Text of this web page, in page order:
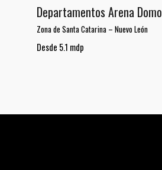
Departamentos Arena Domo
Zona de Santa Catarina – Nuevo León
Desde 5.1 mdp